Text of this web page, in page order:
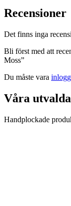
Recensioner
Det finns inga
Bli först med att
Moss”
Du måste vara
Våra
Handplockade